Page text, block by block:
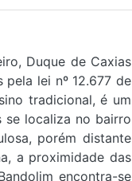
Duque de Caxias
lei nº 12.677 de
tradicional, é um
se localiza no bairro
porém distante
a proximidade das
encontra-se